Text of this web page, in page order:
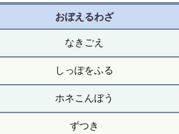
おぼえるわざ
なきごえ
しっぽをふる
ホネこんぼう
ずつき